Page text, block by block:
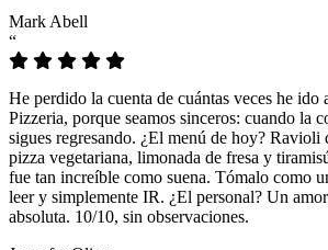
Mark Abell
“
He perdido la cuenta de cuántas veces he
Pizzeria, porque seamos sinceros: cuando la
sigues regresando. ¿El menú de hoy? Ravioli
pizza vegetariana, limonada de fresa y
fue tan increíble como suena. Tómalo como
leer y simplemente IR. ¿El personal? Un
absoluta. 10/10, sin observaciones.